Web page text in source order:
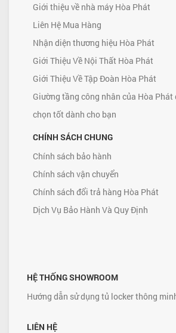
Giới thiệu về nhà máy Hòa Phát
Liên Hệ Mua Hàng
Nhận diện thương hiệu Hòa Phát
Giới Thiệu Về Nội Thất Hòa Phát
Giới Thiệu Về Tập Đoàn Hòa Phát
Giường tầng công nhân của Hòa Phát
chọn tốt dành cho bạn
CHÍNH SÁCH CHUNG
Chính sách bảo hành
Chính sách vận chuyển
Chính sách đổi trả hàng Hòa Phát
Dịch Vụ Bảo Hành Và Quy Định
HỆ THỐNG SHOWROOM
Hướng dẫn sử dụng tủ locker thông
LIÊN HỆ